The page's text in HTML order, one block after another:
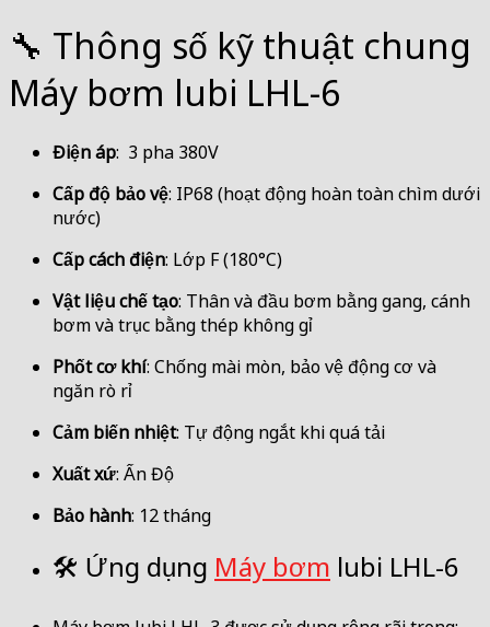
🔧 Thông số kỹ thuật chung
Máy bơm lubi LHL-6
Điện áp: 3 pha 380V
Cấp độ bảo vệ: IP68 (hoạt động hoàn toàn chìm dưới
nước)
Cấp cách điện: Lớp F (180°C)
Vật liệu chế tạo: Thân và đầu bơm bằng gang, cánh
bơm và trục bằng thép không gỉ
Phốt cơ khí: Chống mài mòn, bảo vệ động cơ và
ngăn rò rỉ
Cảm biến nhiệt: Tự động ngắt khi quá tải
Xuất xứ: Ấn Độ
Bảo hành: 12 tháng
🛠️ Ứng dụng Máy bơm lubi LHL-6